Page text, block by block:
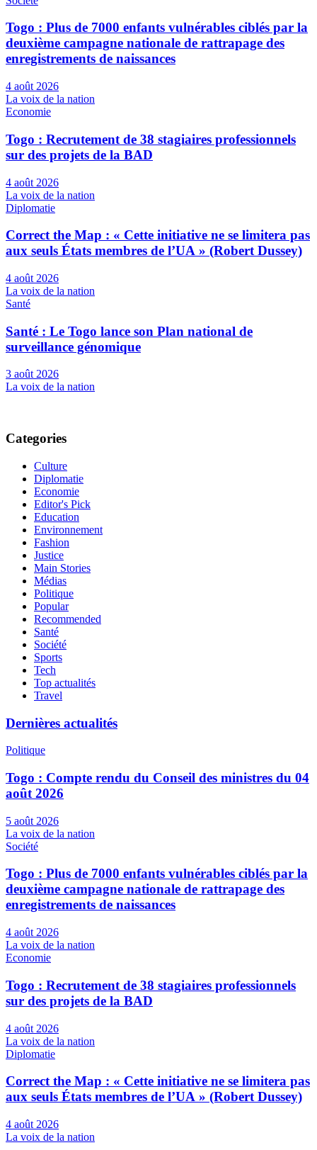
Togo : Plus de 7000 enfants vulnérables ciblés par la
deuxième campagne nationale de rattrapage des
enregistrements de naissances
4 août 2026
La voix de la nation
Economie
Togo : Recrutement de 38 stagiaires professionnels
sur des projets de la BAD
4 août 2026
La voix de la nation
Diplomatie
Correct the Map : « Cette initiative ne se limitera pas
aux seuls États membres de l’UA » (Robert Dussey)
4 août 2026
La voix de la nation
Santé
Santé : Le Togo lance son Plan national de
surveillance génomique
3 août 2026
La voix de la nation
Categories
Culture
Diplomatie
Economie
Editor's Pick
Education
Environnement
Fashion
Justice
Main Stories
Médias
Politique
Popular
Recommended
Santé
Société
Sports
Tech
Top actualités
Travel
Dernières actualités
Politique
Togo : Compte rendu du Conseil des ministres du 04
août 2026
5 août 2026
La voix de la nation
Société
Togo : Plus de 7000 enfants vulnérables ciblés par la
deuxième campagne nationale de rattrapage des
enregistrements de naissances
4 août 2026
La voix de la nation
Economie
Togo : Recrutement de 38 stagiaires professionnels
sur des projets de la BAD
4 août 2026
La voix de la nation
Diplomatie
Correct the Map : « Cette initiative ne se limitera pas
aux seuls États membres de l’UA » (Robert Dussey)
4 août 2026
La voix de la nation